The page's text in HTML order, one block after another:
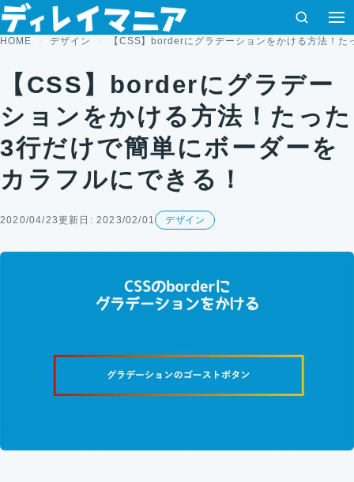
コンテンツへスキップ
検索
HOME デザイン 【CSS】borderにグラデーションをかける方法！
【CSS】borderにグラデー
ションをかける方法！たった
3行だけで簡単にボーダーを
カラフルにできる！
2020/04/23更新日: 2023/02/01 デザイン